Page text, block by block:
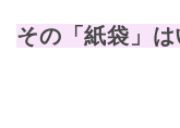
その「紙袋」